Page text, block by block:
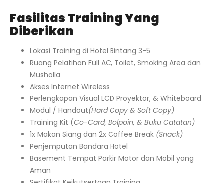
Fasilitas Training Yang
Diberikan
Lokasi Training di Hotel Bintang 3-5
Ruang Pelatihan Full AC, Toilet, Smoking Area dan
Musholla
Akses Internet Wireless
Perlengkapan Visual LCD Proyektor, & Whiteboard
Modul / Handout(Hard Copy & Soft Copy)
Training Kit (Co-Card, Bolpoin, & Buku Catatan)
1x Makan Siang dan 2x Coffee Break (Snack)
Penjemputan Bandara Hotel
Basement Tempat Parkir Motor dan Mobil yang
Aman